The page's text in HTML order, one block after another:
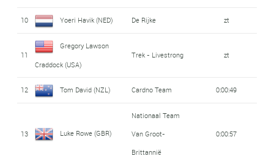
10 Yoeri Havik (NED) De Rijke zt
11
Gregory Lawson
Craddock (USA)
Trek - Livestrong zt
12 Tom David (NZL) Cardno Team 0:00:49
13 Luke Rowe (GBR)
Nationaal Team
Van Groot-
Brittannië
0:00:57